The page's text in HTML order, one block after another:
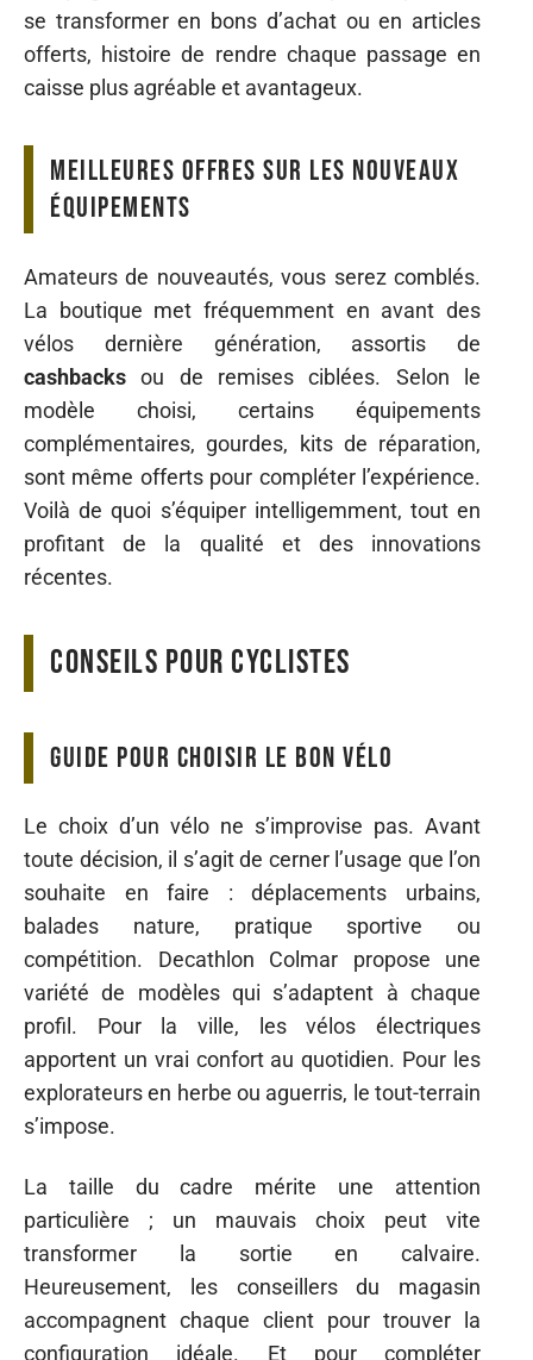
se transformer en bons d’achat ou en articles
offerts, histoire de rendre chaque passage en
caisse plus agréable et avantageux.
Meilleures offres sur les nouveaux
équipements
Amateurs de nouveautés, vous serez comblés.
La boutique met fréquemment en avant des
vélos dernière génération, assortis de
cashbacks ou de remises ciblées. Selon le
modèle choisi, certains équipements
complémentaires, gourdes, kits de réparation,
sont même offerts pour compléter l’expérience.
Voilà de quoi s’équiper intelligemment, tout en
profitant de la qualité et des innovations
récentes.
Conseils pour cyclistes
Guide pour choisir le bon vélo
Le choix d’un vélo ne s’improvise pas. Avant
toute décision, il s’agit de cerner l’usage que l’on
souhaite en faire : déplacements urbains,
balades nature, pratique sportive ou
compétition. Decathlon Colmar propose une
variété de modèles qui s’adaptent à chaque
profil. Pour la ville, les vélos électriques
apportent un vrai confort au quotidien. Pour les
explorateurs en herbe ou aguerris, le tout-terrain
s’impose.
La taille du cadre mérite une attention
particulière ; un mauvais choix peut vite
transformer la sortie en calvaire.
Heureusement, les conseillers du magasin
accompagnent chaque client pour trouver la
configuration idéale. Et pour compléter